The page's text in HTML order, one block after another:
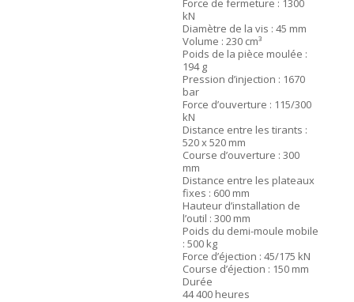
Force de fermeture : 1300
kN
Diamètre de la vis : 45 mm
Volume : 230 cm³
Poids de la pièce moulée :
194 g
Pression d’injection : 1670
bar
Force d’ouverture : 115/300
kN
Distance entre les tirants :
520 x 520 mm
Course d’ouverture : 300
mm
Distance entre les plateaux
fixes : 600 mm
Hauteur d’installation de
l’outil : 300 mm
Poids du demi-moule mobile
: 500 kg
Force d’éjection : 45/175 kN
Course d’éjection : 150 mm
Durée
44 400 heures